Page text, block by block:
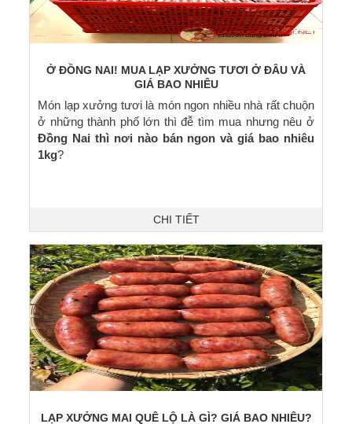
Ở ĐỒNG NAI! MUA LẠP XƯỞNG TƯƠI Ở ĐÂU VÀ
GIÁ BAO NHIÊU
Món lạp xưởng tươi là món ngon nhiều nhà rất chuộn
ở những thành phố lớn thì đễ tìm mua nhưng nêu ở
Đồng Nai thì nơi nào bán ngon và giá bao nhiêu
1kg?
CHI TIẾT
LẠP XƯỞNG MAI QUÊ LỘ LÀ GÌ? GIÁ BAO NHIÊU?